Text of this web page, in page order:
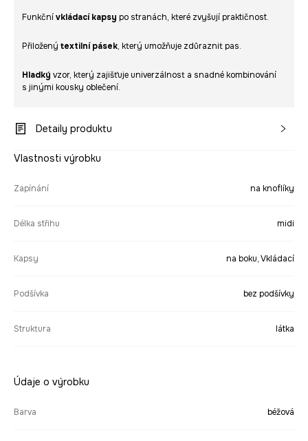
Funkčnívkládací kapsy po stranách, které zvyšují praktičnost.
Přiložený textilní pásek, který umožňuje zdůraznit pas.
Hladký vzor, který zajišťuje univerzálnost a snadné kombinování
s jinými kousky oblečení.
Detaily produktu
Vlastnosti výrobku
Zapínání na knoflíky
Délka střihu midi
Kapsy na boku, Vkládací
Podšívka bez podšívky
Struktura látka
Údaje o výrobku
Barva béžová